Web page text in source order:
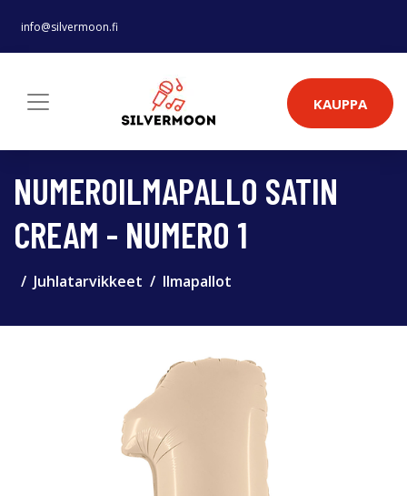
info@silvermoon.fi
KAUPPA
NUMEROILMAPALLO SATIN
CREAM - NUMERO 1
Juhlatarvikkeet Ilmapallot